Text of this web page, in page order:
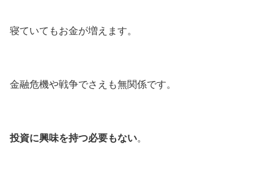
寝ていてもお金が増えます。
金融危機や戦争でさえも無関係です。
投資に興味を持つ必要もない。